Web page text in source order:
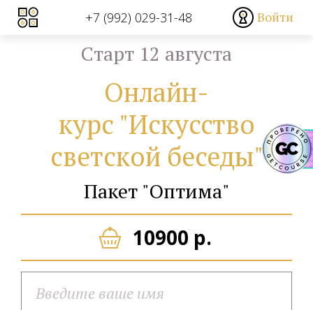
+7 (992) 029-31-48 Войти
Cтарт 12 августа
Онлайн-
курс "Искусство
светской беседы"
Пакет "Оптима"
10900 р.